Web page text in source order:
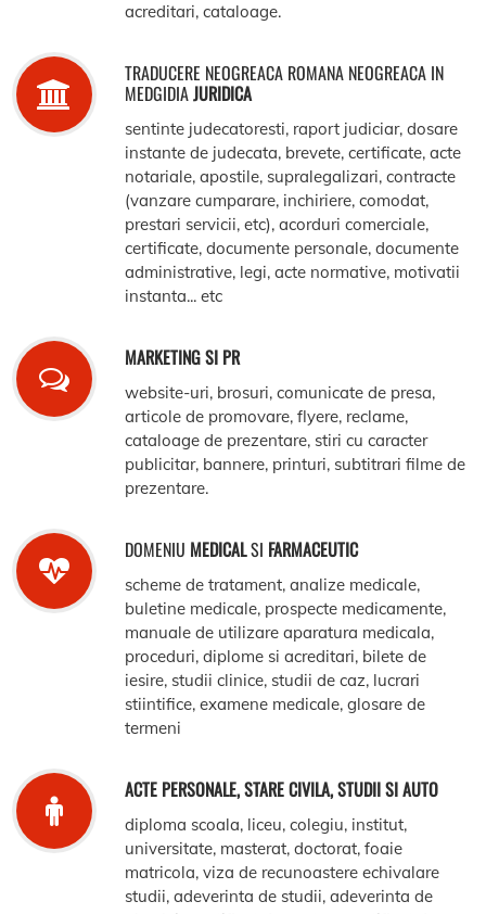
acreditari, cataloage.
TRADUCERE NEOGREACA ROMANA NEOGREACA IN
MEDGIDIAJURIDICA
sentinte judecatoresti, raport judiciar, dosare
instante de judecata, brevete, certificate, acte
notariale, apostile, supralegalizari, contracte
(vanzare cumparare, inchiriere, comodat,
prestari servicii, etc), acorduri comerciale,
certificate, documente personale, documente
administrative, legi, acte normative, motivatii
instanta... etc
MARKETING SI PR
website-uri, brosuri, comunicate de presa,
articole de promovare, flyere, reclame,
cataloage de prezentare, stiri cu caracter
publicitar, bannere, printuri, subtitrari filme de
prezentare.
DOMENIU MEDICALSI FARMACEUTIC
scheme de tratament, analize medicale,
buletine medicale, prospecte medicamente,
manuale de utilizare aparatura medicala,
proceduri, diplome si acreditari, bilete de
iesire, studii clinice, studii de caz, lucrari
stiintifice, examene medicale, glosare de
termeni
ACTE PERSONALE, STARE CIVILA, STUDII SI AUTO
diploma scoala, liceu, colegiu, institut,
universitate, masterat, doctorat, foaie
matricola, viza de recunoastere echivalare
studii, adeverinta de studii, adeverinta de